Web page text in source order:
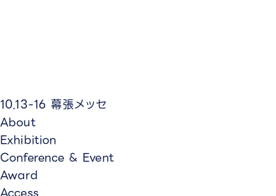
10.13-16 幕張メッセ
About
Exhibition
Conference & Event
Award